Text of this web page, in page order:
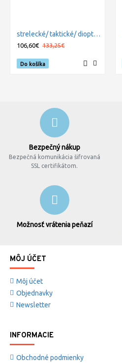
strelecké/ taktické/ dioptrické okuliare s vymeniteľnými zorníkmi WILEY X ROGUE - Smoke Grey + Clear
106,60€ 133,25€
Do košíka
Bezpečný nákup
Bezpečná komunikácia šifrovaná
SSL certifikátom.
Možnosť vrátenia peňazí
MÔJ ÚČET
Môj účet
Objednavky
Newsletter
INFORMACIE
Obchodné podmienky